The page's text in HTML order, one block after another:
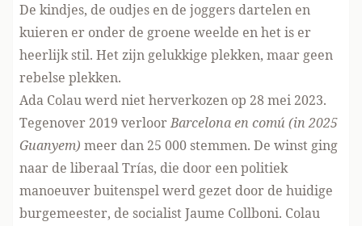
De kindjes, de oudjes en de joggers dartelen en
kuieren er onder de groene weelde en het is er
heerlijk stil. Het zijn gelukkige plekken, maar geen
rebelse plekken.
Ada Colau werd niet herverkozen op 28 mei 2023.
Tegenover 2019 verloorBarcelona en comú (in 2025
Guanyem) meer dan 25 000 stemmen. De winst ging
naar de liberaal Trías, die door een politiek
manoeuver buitenspel werd gezet door de huidige
burgemeester, de socialist Jaume Collboni. Colau